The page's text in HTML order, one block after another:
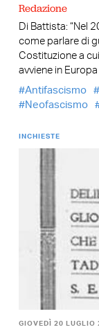
Redazione
Di Battista: “Nel
come parlare di
Costituzione a
avviene in Europa
Antifascismo
Neofascismo
INCHIESTE
GIOVEDÌ 20 LUGLIO